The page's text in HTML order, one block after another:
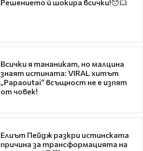
Решението ѝ шокира всички!😯💥
Всички я тананикат, но малцина
знаят истината: VIRAL хитът
„Papaoutai“ всъщност не е изпят
от човек!
Елиът Пейдж разкри истинската
причина за трансформацията на